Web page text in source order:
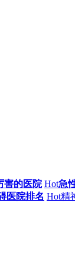
害的医院 Hot急
医院排名 Hot精